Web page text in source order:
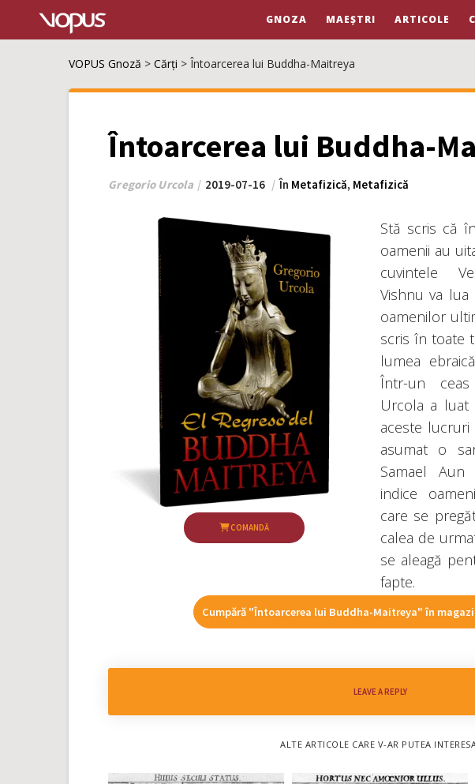
GNOZA MAEȘTRI ARTICOLE
VOPUS Gnoză > Cărți > Întoarcerea lui Buddha-Maitreya
Întoarcerea lui Buddha-
Gregorio Urcola 2019-07-16 În Metafizică, Metafizică
COMANDĂ
Stă scris că
oamenii au
cuvintele
Vishnu va
oamenilor
scris în toate
lumea
Într-un
Urcola a luat
aceste
asumat o
Samael
indice
care se
calea de
se aleagă
fapte.
Cumpără "Întoarcerea lui Buddha-Maitreya" în
LEAVE A REPLY
ALTE ARTICOLE CARE V-AR PUTEA